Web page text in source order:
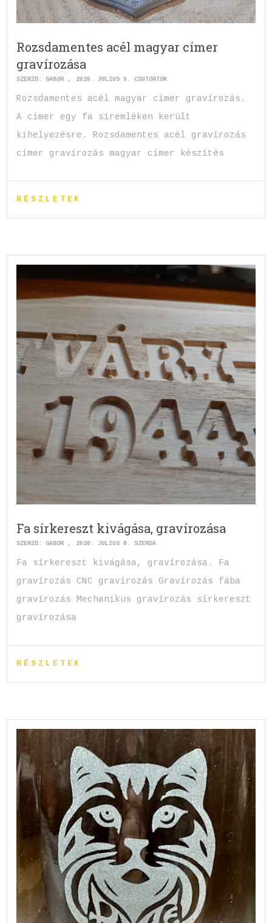
Rozsdamentes acél magyar címer
gravírozása
SZERZŐ:GABOR 2026. JÚLIUS 9. CSÜTÖRTÖK
Rozsdamentes acél magyar címer gravírozás.
A címer egy fa síremléken került
kihelyezésre. Rozsdamentes acél gravírozás
címer gravírozás magyar címer készítés
RÉSZLETEK
Fa sírkereszt kivágása, gravírozása
SZERZŐ:GABOR 2026. JÚLIUS 8. SZERDA
Fa sírkereszt kivágása, gravírozása. Fa
gravírozás CNC gravírozás Gravírozás fába
gravírozás Mechanikus gravírozás sírkereszt
gravírozása
RÉSZLETEK